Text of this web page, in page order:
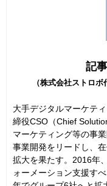
記
（株式会社ストロ
大手デジタルマーケテ
締役CSO（Chief
マーケティング等の事
事業開発をリードし、
拡大を果たす。2016年
ォーメーション支援す